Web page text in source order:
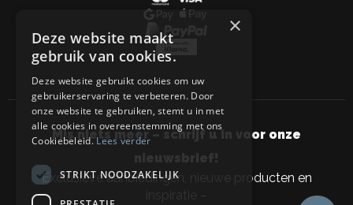
Mis niets meer – schrijf u in voor onze
nieuwsbrief!
Exclusieve aanbiedingen, nieuwe producten en
inspiratie –
×
Deze website maakt
gebruik van cookies.
Deze website gebruikt cookies om uw
gebruikerservaring te verbeteren. Door
onze website te gebruiken, stemt u in met
alle cookies in overeenstemming met ons
Cookiebeleid.Lees verder
STRIKT NOODZAKELIJK